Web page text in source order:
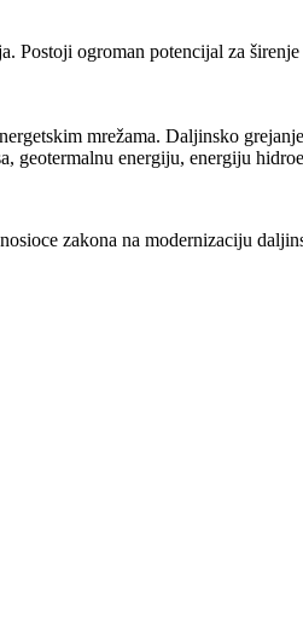
Postoji ogroman potencijal za
mrežama. Daljinsko
geotermalnu energiju, energiju
zakona na modernizaciju